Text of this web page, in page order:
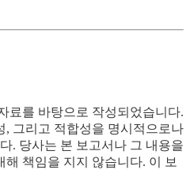
료를 바탕으로 작성되었습니다.
, 그리고 적합성을 명시적으로나
. 당사는 본 보고서나 그 내용을
책임을 지지 않습니다. 이 보